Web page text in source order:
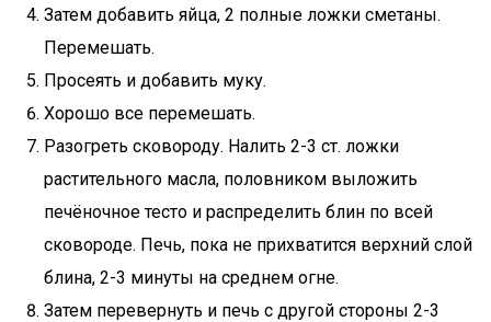
Затем добавить яйца, 2 полные ложки сметаны.
Перемешать.
Просеять и добавить муку.
Хорошо все перемешать.
Разогреть сковороду. Налить 2-3 ст. ложки
растительного масла, половником выложить
печёночное тесто и распределить блин по всей
сковороде. Печь, пока не прихватится верхний слой
блина, 2-3 минуты на среднем огне.
Затем перевернуть и печь с другой стороны 2-3